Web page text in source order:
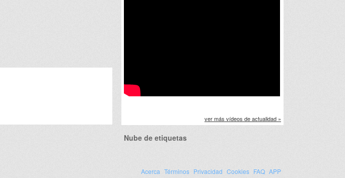
ver más vídeos de actualidad »
Nube de etiquetas
Acerca Términos Privacidad Cookies FAQ APP